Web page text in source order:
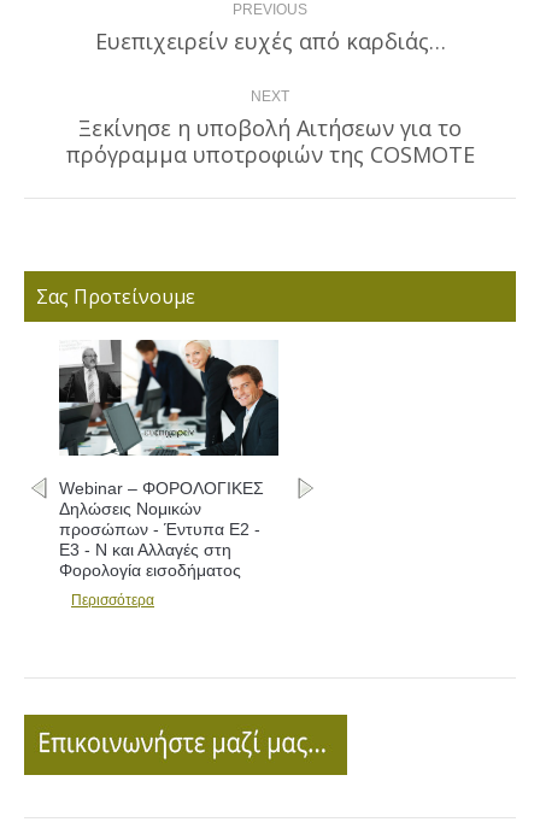
navigation PREVIOUS
Previous
Ευεπιχειρείν ευχές από καρδιάς…
NEXT
Next
post:
Ξεκίνησε η υποβολή Αιτήσεων για το
πρόγραμμα υποτροφιών της COSMOTE
Σας Προτείνουμε
Webinar – ΦΟΡΟΛΟΓΙΚΕΣ
Δηλώσεις Νομικών
προσώπων - Έντυπα Ε2 -
Ε3 - Ν και Αλλαγές στη
Φορολογία εισοδήματος
Περισσότερα